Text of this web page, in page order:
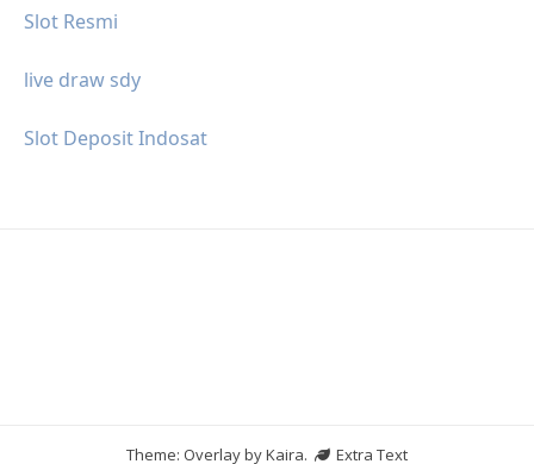
Slot Resmi
live draw sdy
Slot Deposit Indosat
Theme: Overlay byKaira. Extra Text